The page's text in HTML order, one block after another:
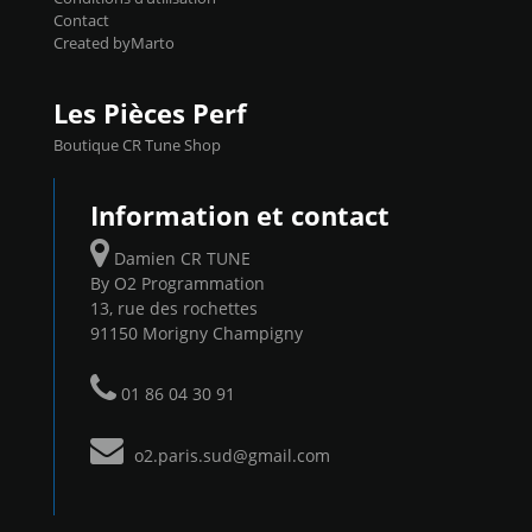
Contact
Created byMarto
Les Pièces Perf
Boutique CR Tune Shop
Information et contact
Damien CR TUNE
By O2 Programmation
13, rue des rochettes
91150 Morigny Champigny
01 86 04 30 91
o2.paris.sud@gmail.com